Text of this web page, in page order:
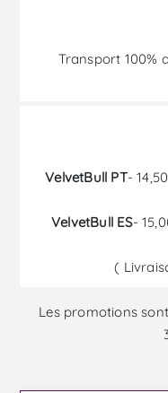
Transport 100%
VelvetBull PT-
VelvetBull ES-
(
Les promotions